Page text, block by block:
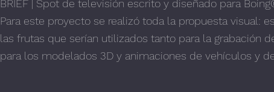
BRIEF | Spot de televisión escrito y diseñado para
Para este proyecto se realizó toda la propuesta visual:
las frutas que serían utilizados tanto para la grabación
para los modelados 3D y animaciones de vehículos y